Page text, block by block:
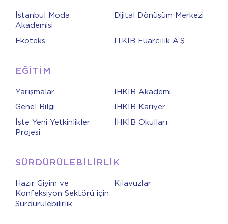
İstanbul Moda
Akademisi
Dijital Dönüşüm Merkezi
Ekoteks İTKİB Fuarcılık A.Ş.
EĞİTİM
Yarışmalar
İHKİB Akademi
Genel Bilgi
İHKİB Kariyer
İşte Yeni Yetkinlikler
Projesi
İHKİB Okulları
SÜRDÜRÜLEBİLİRLİK
Hazır Giyim ve
Konfeksiyon Sektörü için
Sürdürülebilirlik
Kılavuzlar